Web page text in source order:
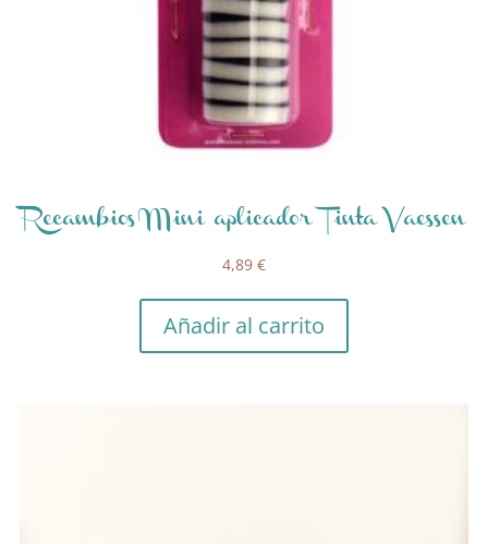
Recambios Mini aplicador Tinta Vaessen
4,89 €
Añadir al carrito